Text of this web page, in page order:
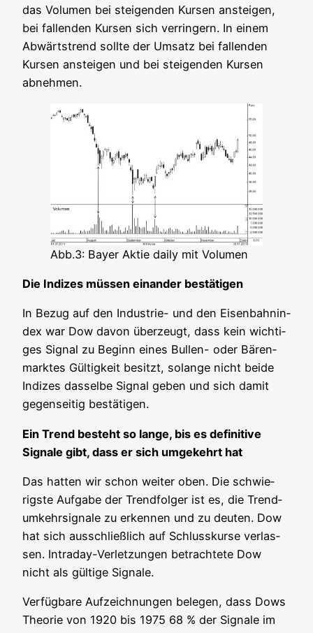
das Volu­men bei stei­gen­den Kur­sen anstei­gen,
bei fal­len­den Kur­sen sich ver­rin­gern. In einem
Abwärts­trend soll­te der Umsatz bei fal­len­den
Kur­sen anstei­gen und bei stei­gen­den Kur­sen
abnehmen.
Abb.3: Bay­er Aktie dai­ly mit Volumen
Die Indi­zes müs­sen ein­an­der bestätigen
In Bezug auf den Indus­trie- und den Eisen­bahn­in­
dex war Dow davon über­zeugt, dass kein wich­ti­
ges Signal zu Beginn eines Bul­len- oder Bären­
mark­tes Gül­tig­keit besitzt, solan­ge nicht bei­de
Indi­zes das­sel­be Signal geben und sich damit
gegen­sei­tig bestätigen.
Ein Trend besteht so lan­ge, bis es defi­ni­ti­ve
Signa­le gibt, dass er sich umge­kehrt hat
Das hat­ten wir schon wei­ter oben. Die schwie­
rigs­te Auf­ga­be der Trend­fol­ger ist es, die Trend­
um­kehr­si­gna­le zu erken­nen und zu deu­ten. Dow
hat sich aus­schließ­lich auf Schluss­kur­se ver­las­
sen. Intra­day-Ver­let­zun­gen betrach­te­te Dow
nicht als gül­ti­ge Signale.
Ver­füg­ba­re Auf­zeich­nun­gen bele­gen, dass Dows
Theo­rie von 1920 bis 1975 68 % der Signa­le im